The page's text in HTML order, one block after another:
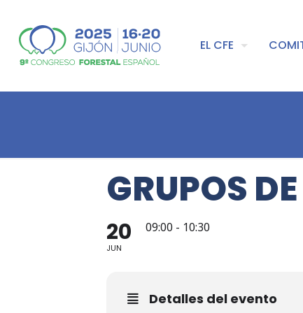
EL CFE
GRUPOS
20
JUN
09:00 - 10:30
Detalles del evento